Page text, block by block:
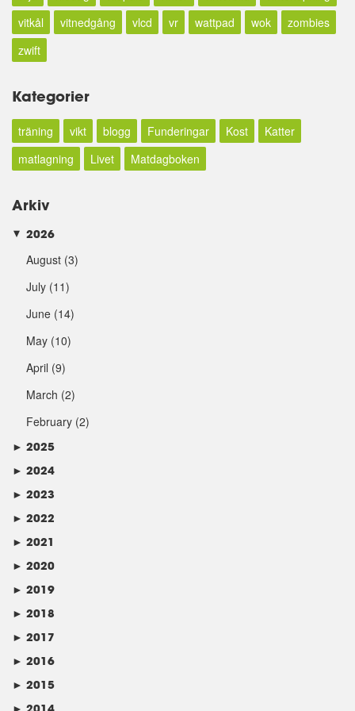
vitkål
vitnedgång vlcd vr wattpad wok
zombies
zwift
Kategorier
träning vikt blogg Funderingar Kost
Katter
matlagning
Livet Matdagboken
Arkiv
► 2026
August (3)
July (11)
June (14)
May (10)
April (9)
March (2)
February (2)
► 2025
► 2024
► 2023
► 2022
► 2021
► 2020
► 2019
► 2018
► 2017
► 2016
► 2015